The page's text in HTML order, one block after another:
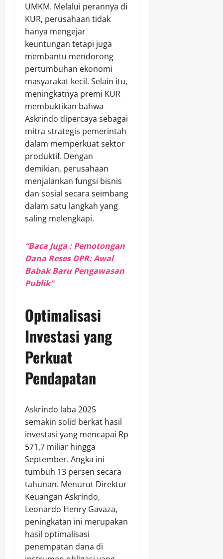
UMKM. Melalui perannya di
KUR, perusahaan tidak
hanya mengejar
keuntungan tetapi juga
membantu mendorong
pertumbuhan ekonomi
masyarakat kecil. Selain itu,
meningkatnya premi KUR
membuktikan bahwa
Askrindo dipercaya sebagai
mitra strategis pemerintah
dalam memperkuat sektor
produktif. Dengan
demikian, perusahaan
menjalankan fungsi bisnis
dan sosial secara seimbang
dalam satu langkah yang
saling melengkapi.
“Baca Juga : Pemotongan
Dana Reses DPR: Awal
Babak Baru Pengawasan
Publik”
Optimalisasi
Investasi yang
Perkuat
Pendapatan
Askrindo laba 2025
semakin solid berkat hasil
investasi yang mencapai Rp
571,7 miliar hingga
September. Angka ini
tumbuh 13 persen secara
tahunan. Menurut Direktur
Keuangan Askrindo,
Leonardo Henry Gavaza,
peningkatan ini merupakan
hasil optimalisasi
penempatan dana di